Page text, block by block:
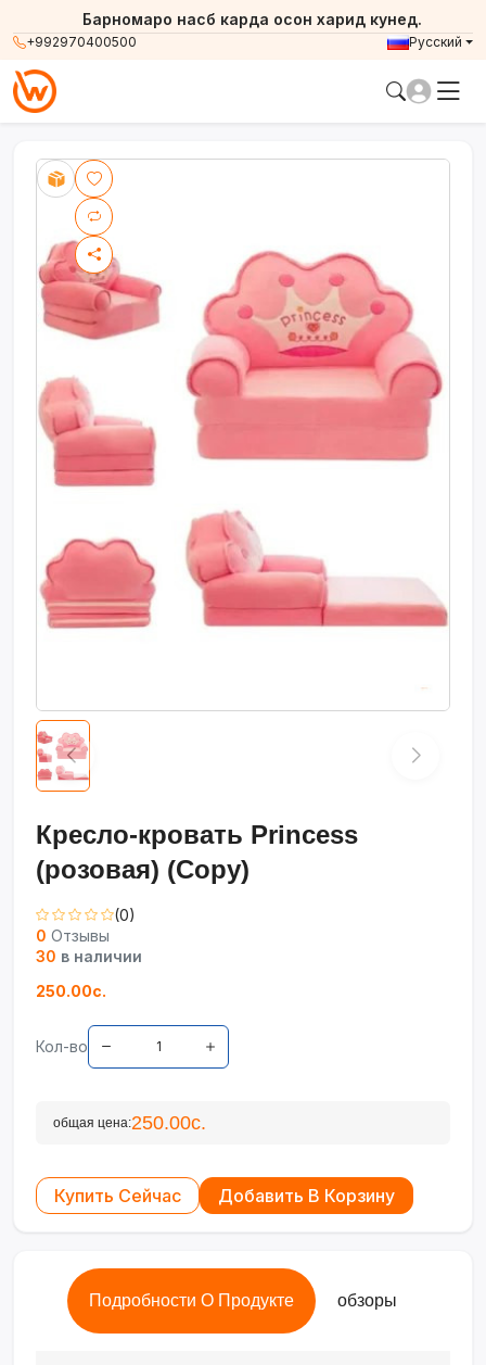
+992970400500
Барномаро насб карда осон харид кунед.
Русский
Кресло-кровать Princess
(розовая) (Copy)
(0)
0 Отзывы
30 в наличии
250.00с.
Кол-во
общая цена:250.00с.
Купить Сейчас Добавить В Корзину
Подробности О Продукте обзоры